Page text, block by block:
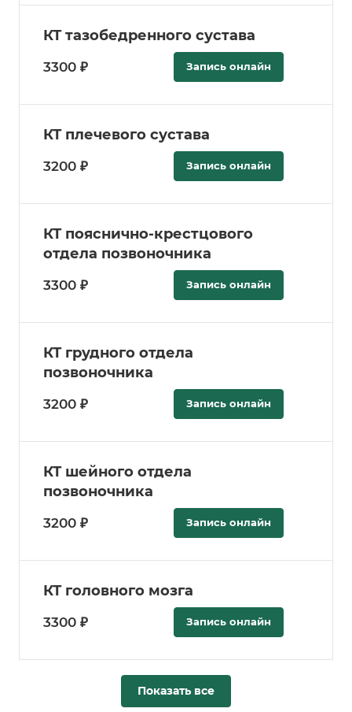
КТ тазобедренного сустава
3300 ₽ Запись онлайн
КТ плечевого сустава
3200 ₽ Запись онлайн
КТ пояснично-крестцового
отдела позвоночника
3300 ₽ Запись онлайн
КТ грудного отдела
позвоночника
3200 ₽ Запись онлайн
КТ шейного отдела
позвоночника
3200 ₽ Запись онлайн
КТ головного мозга
3300 ₽ Запись онлайн
Показать все